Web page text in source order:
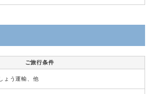
ご旅行条件
ょう運輸、他